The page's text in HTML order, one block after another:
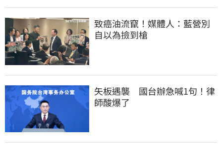
致癌油流竄！媒體人：藍營別
自以為撿到槍
矢板遇襲　國台辦急喊1句！律
師酸爆了